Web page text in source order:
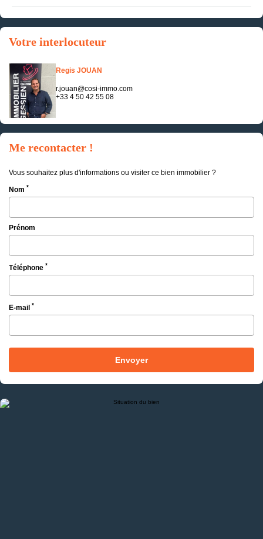
Votre interlocuteur
Regis JOUAN
r.jouan@cosi-immo.com
+33 4 50 42 55 08
Me recontacter !
Vous souhaitez plus d'informations ou visiter ce bien immobilier ?
Nom *
Prénom
Téléphone *
E-mail *
Envoyer